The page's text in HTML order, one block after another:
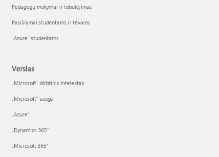
Pedagogų mokymai ir tobulėjimas
Pasiūlymai studentams ir tėvams
„Azure“ studentams
Verslas
„Microsoft“ dirbtinis intelektas
„Microsoft“ sauga
„Azure”
„Dynamics 365“
„Microsoft 365“